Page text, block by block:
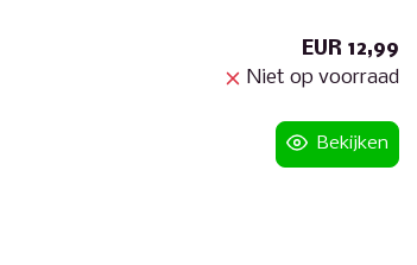
EUR 12,99
Niet op voorraad
Bekijken